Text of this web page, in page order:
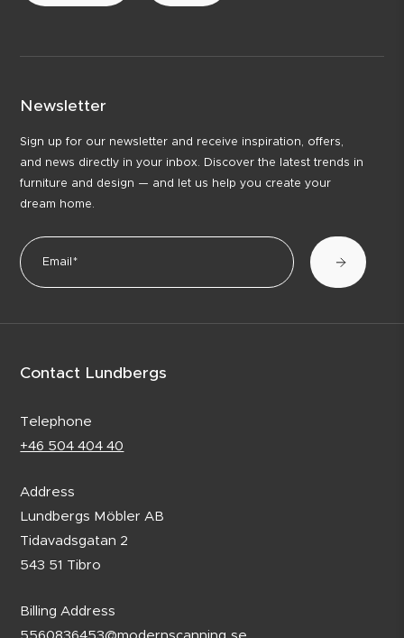
Newsletter
Sign up for our newsletter and receive inspiration, offers,
and news directly in your inbox. Discover the latest trends in
furniture and design — and let us help you create your
dream home.
Contact Lundbergs
Telephone
+46 504 404 40
Address
Lundbergs Möbler AB
Tidavadsgatan 2
543 51 Tibro
Billing Address